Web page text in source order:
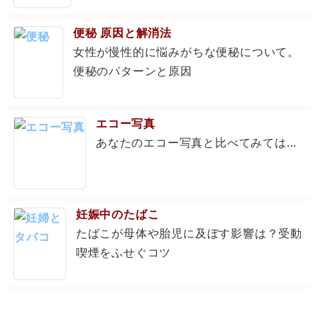
便秘 原因と解消法
女性が慢性的に悩みがちな便秘について。
便秘のパターンと原因
エコー写真
あなたのエコー写真と比べてみては...
妊娠中のたばこ
たばこが母体や胎児に及ぼす影響は？受動
喫煙をふせぐコツ